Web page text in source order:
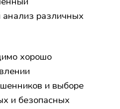
различных
хорошо
и выборе
и безопасных